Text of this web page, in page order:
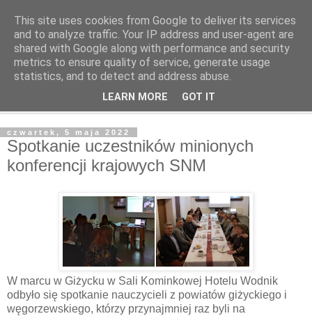
czwartek, 5 maja 2022
Spotkanie uczestników minionych
konferencji krajowych SNM
W marcu w Giżycku w Sali Kominkowej Hotelu Wodnik
odbyło się spotkanie nauczycieli z powiatów giżyckiego i
węgorzewskiego, którzy przynajmniej raz byli na
This site uses cookies from Google to deliver its services
and to analyze traffic. Your IP address and user-agent are
shared with Google along with performance and security
metrics to ensure quality of service, generate usage
statistics, and to detect and address abuse.
LEARN MORE GOT IT